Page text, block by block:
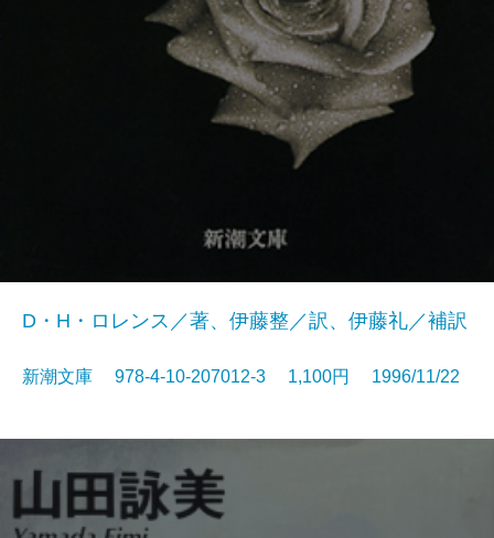
D・H・ロレンス／著、伊藤整／訳、伊藤礼／補訳
新潮文庫 978-4-10-207012-3 1,100円 1996/11/22